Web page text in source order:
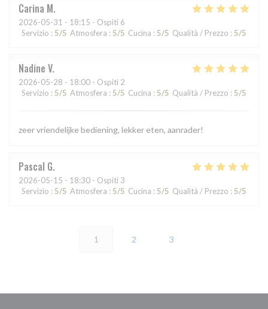
Carina M
2026-05-31 - 18:15 - Ospiti 6
Servizio : 5/5 Atmosfera : 5/5 Cucina : 5/5 Qualità / Prezzo : 5/5
Nadine V
2026-05-28 - 18:00 - Ospiti 2
Servizio : 5/5 Atmosfera : 5/5 Cucina : 5/5 Qualità / Prezzo : 5/5
zeer vriendelijke bediening, lekker eten, aanrader!
Pascal G
2026-05-15 - 18:30 - Ospiti 3
Servizio : 5/5 Atmosfera : 5/5 Cucina : 5/5 Qualità / Prezzo : 5/5
1 2 3